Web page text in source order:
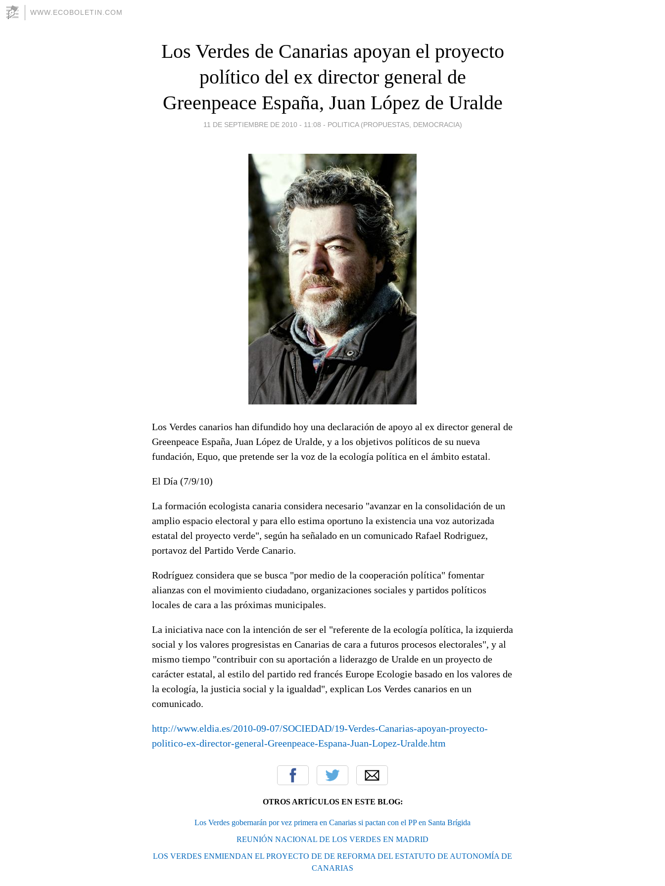
WWW.ECOBOLETIN.COM
Los Verdes de Canarias apoyan el proyecto
político del ex director general de
Greenpeace España, Juan López de Uralde
11 DE SEPTIEMBRE DE 2010 - 11:08 - POLITICA (PROPUESTAS, DEMOCRACIA)
Los Verdes canarios han difundido hoy una declaración de apoyo al ex director general de
Greenpeace España, Juan López de Uralde, y a los objetivos políticos de su nueva
fundación, Equo, que pretende ser la voz de la ecología política en el ámbito estatal.
El Día (7/9/10)
La formación ecologista canaria considera necesario "avanzar en la consolidación de un
amplio espacio electoral y para ello estima oportuno la existencia una voz autorizada
estatal del proyecto verde", según ha señalado en un comunicado Rafael Rodriguez,
portavoz del Partido Verde Canario.
Rodríguez considera que se busca "por medio de la cooperación política" fomentar
alianzas con el movimiento ciudadano, organizaciones sociales y partidos políticos
locales de cara a las próximas municipales.
La iniciativa nace con la intención de ser el "referente de la ecología política, la izquierda
social y los valores progresistas en Canarias de cara a futuros procesos electorales", y al
mismo tiempo "contribuir con su aportación a liderazgo de Uralde en un proyecto de
carácter estatal, al estilo del partido red francés Europe Ecologie basado en los valores de
la ecología, la justicia social y la igualdad", explican Los Verdes canarios en un
comunicado.
http://www.eldia.es/2010-09-07/SOCIEDAD/19-Verdes-Canarias-apoyan-proyecto-
politico-ex-director-general-Greenpeace-Espana-Juan-Lopez-Uralde.htm
OTROS ARTÍCULOS EN ESTE BLOG:
Los Verdes gobernarán por vez primera en Canarias si pactan con el PP en Santa Brígida
REUNIÓN NACIONAL DE LOS VERDES EN MADRID
LOS VERDES ENMIENDAN EL PROYECTO DE DE REFORMA DEL ESTATUTO DE AUTONOMÍA DE
CANARIAS